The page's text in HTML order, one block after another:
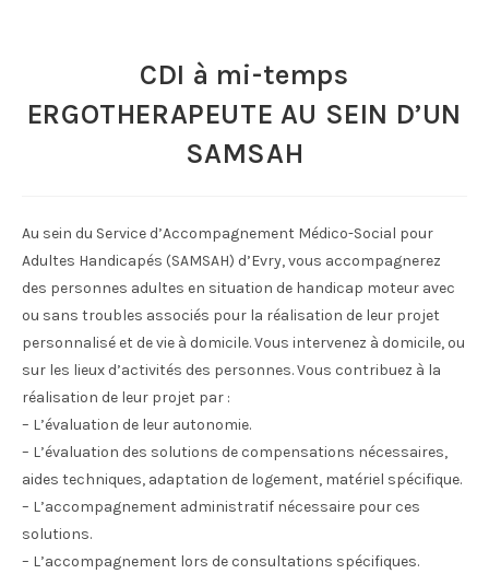
CDI à mi-temps
ERGOTHERAPEUTE AU SEIN D’UN
SAMSAH
Au sein du Service d’Accompagnement Médico-Social pour
Adultes Handicapés (SAMSAH) d’Evry, vous accompagnerez
des personnes adultes en situation de handicap moteur avec
ou sans troubles associés pour la réalisation de leur projet
personnalisé et de vie à domicile. Vous intervenez à domicile, ou
sur les lieux d’activités des personnes. Vous contribuez à la
réalisation de leur projet par :
– L’évaluation de leur autonomie.
– L’évaluation des solutions de compensations nécessaires,
aides techniques, adaptation de logement, matériel spécifique.
– L’accompagnement administratif nécessaire pour ces
solutions.
– L’accompagnement lors de consultations spécifiques.